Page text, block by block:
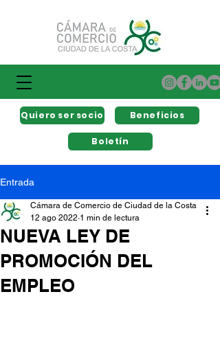
Quiero ser socio Beneficios
Boletín
Entrada
NUEVA LEY DE
PROMOCIÓN DEL
EMPLEO
Cámara de Comercio de Ciudad de la Costa
12 ago 2022 1 min de lectura